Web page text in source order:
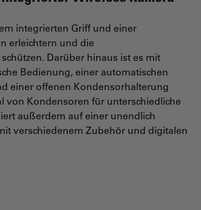
integrierten Griff und einer
erleichtern und die
Darüber hinaus ist es mit
Bedienung, einer automatischen
einer offenen Kondensorhalterung
von Kondensoren für unterschiedliche
außerdem auf einer unendlich
verschiedenem Zubehör und digitalen